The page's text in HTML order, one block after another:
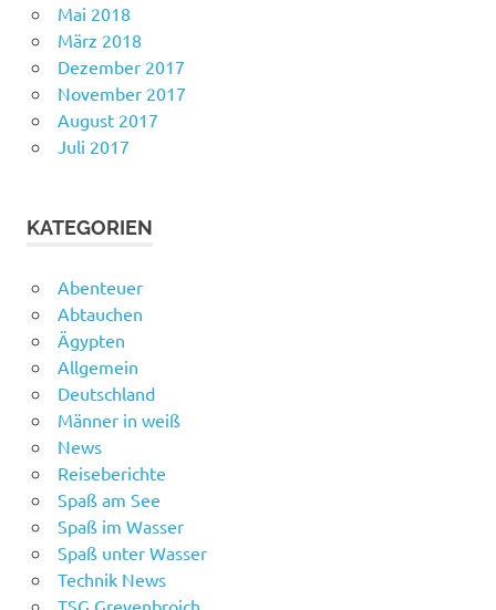
Mai 2018
März 2018
Dezember 2017
November 2017
August 2017
Juli 2017
KATEGORIEN
Abenteuer
Abtauchen
Ägypten
Allgemein
Deutschland
Männer in weiß
News
Reiseberichte
Spaß am See
Spaß im Wasser
Spaß unter Wasser
Technik News